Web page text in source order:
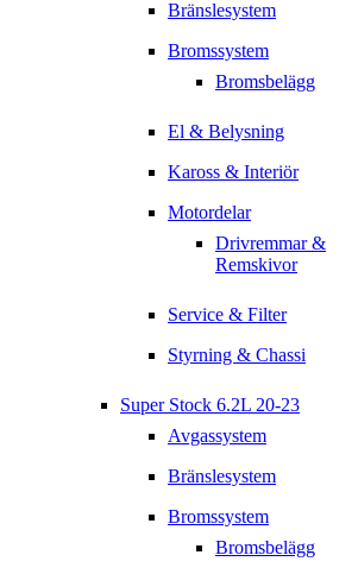
Bränslesystem
Bromssystem
Bromsbelägg
El & Belysning
Kaross & Interiör
Motordelar
Drivremmar &
Remskivor
Service & Filter
Styrning & Chassi
Super Stock 6.2L 20-23
Avgassystem
Bränslesystem
Bromssystem
Bromsbelägg